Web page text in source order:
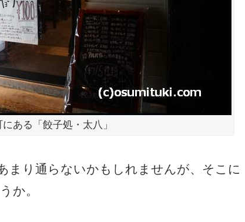
ある「餃子処・太八」
まり通らないかもしれませんが、そこに
か。